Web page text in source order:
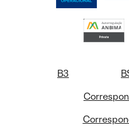
B3